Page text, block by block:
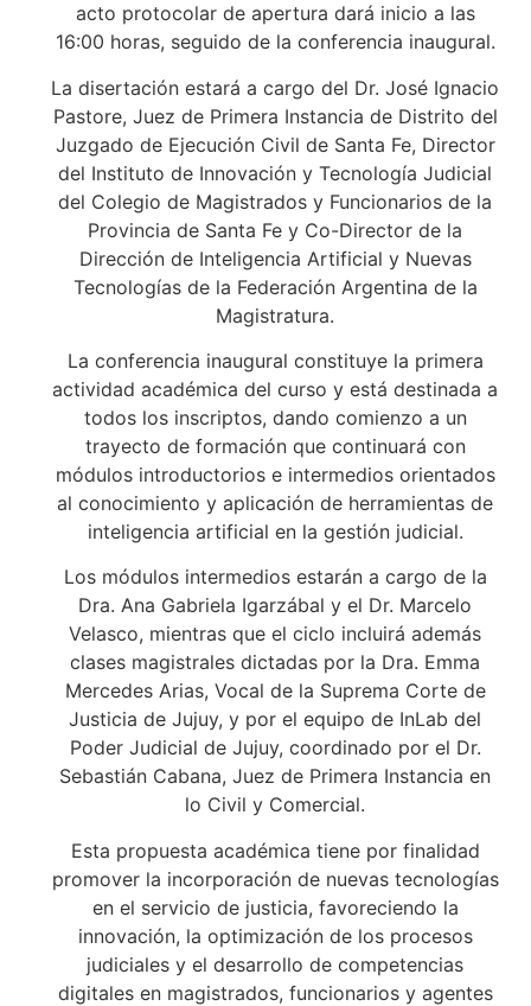
acto protocolar de apertura dará inicio a las
16:00 horas, seguido de la conferencia inaugural.
La disertación estará a cargo del Dr. José Ignacio
Pastore, Juez de Primera Instancia de Distrito del
Juzgado de Ejecución Civil de Santa Fe, Director
del Instituto de Innovación y Tecnología Judicial
del Colegio de Magistrados y Funcionarios de la
Provincia de Santa Fe y Co-Director de la
Dirección de Inteligencia Artificial y Nuevas
Tecnologías de la Federación Argentina de la
Magistratura.
La conferencia inaugural constituye la primera
actividad académica del curso y está destinada a
todos los inscriptos, dando comienzo a un
trayecto de formación que continuará con
módulos introductorios e intermedios orientados
al conocimiento y aplicación de herramientas de
inteligencia artificial en la gestión judicial.
Los módulos intermedios estarán a cargo de la
Dra. Ana Gabriela Igarzábal y el Dr. Marcelo
Velasco, mientras que el ciclo incluirá además
clases magistrales dictadas por la Dra. Emma
Mercedes Arias, Vocal de la Suprema Corte de
Justicia de Jujuy, y por el equipo de InLab del
Poder Judicial de Jujuy, coordinado por el Dr.
Sebastián Cabana, Juez de Primera Instancia en
lo Civil y Comercial.
Esta propuesta académica tiene por finalidad
promover la incorporación de nuevas tecnologías
en el servicio de justicia, favoreciendo la
innovación, la optimización de los procesos
judiciales y el desarrollo de competencias
digitales en magistrados, funcionarios y agentes